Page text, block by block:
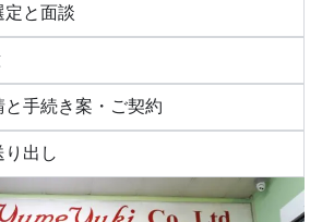
定と面談
と手続き案・ご契約
り出し